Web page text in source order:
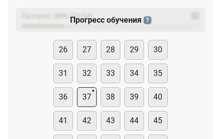
(23
Прогресс обучения ?
26 27 28 29 30
31 32 33 34 35
36 37 38 39 40
41 42 43 44 45